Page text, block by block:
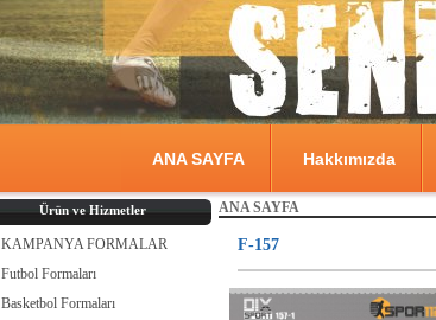
ANA SAYFA Hakkımızda
Ürün ve Hizmetler
KAMPANYA FORMALAR
Futbol Formaları
Basketbol Formaları
ANA SAYFA
F-157